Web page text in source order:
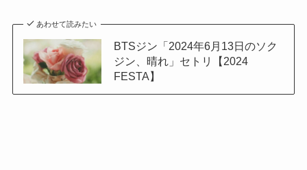
あわせて読みたい
BTSジン「2024年6月13日のソク
ジン、晴れ」セトリ【2024
FESTA】